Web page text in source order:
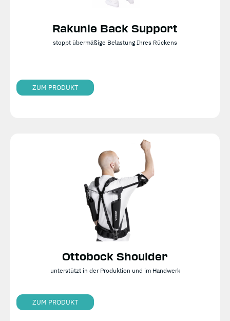
Rakunie Back Support
stoppt übermäßige Belastung Ihres Rückens
ZUM PRODUKT
Ottobock Shoulder
unterstützt in der Produktion und im Handwerk
ZUM PRODUKT